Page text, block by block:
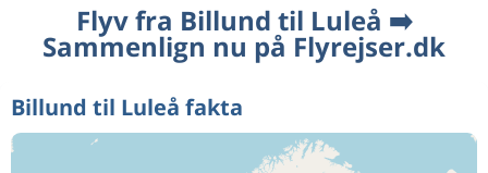
Flyv fra Billund til Luleå ➡️
Sammenlign nu på Flyrejser.dk
Billund til Luleå fakta